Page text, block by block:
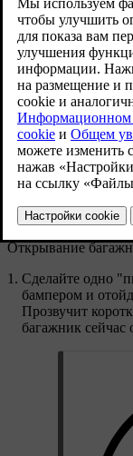
Обновленная
Датчик
бампером.
Ключ обязательно
Открывание
Сделайте одно
бампером и
Прозвучит
багажник сейчас